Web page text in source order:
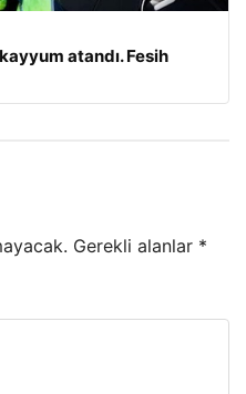
atandı. Fesih
Gerekli alanlar *